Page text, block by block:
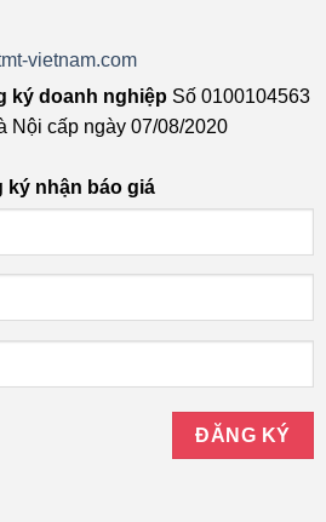
vietnam.com
ký doanh nghiệp Số 0100104563
Nội cấp ngày 07/08/2020
ký nhận báo giá